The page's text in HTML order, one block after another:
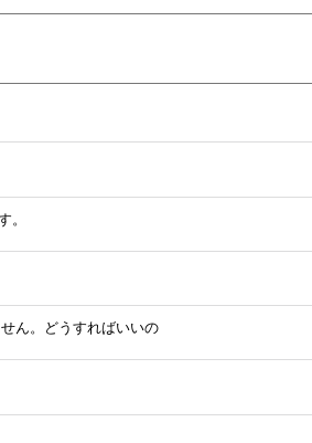
。
ん。どうすればいいの